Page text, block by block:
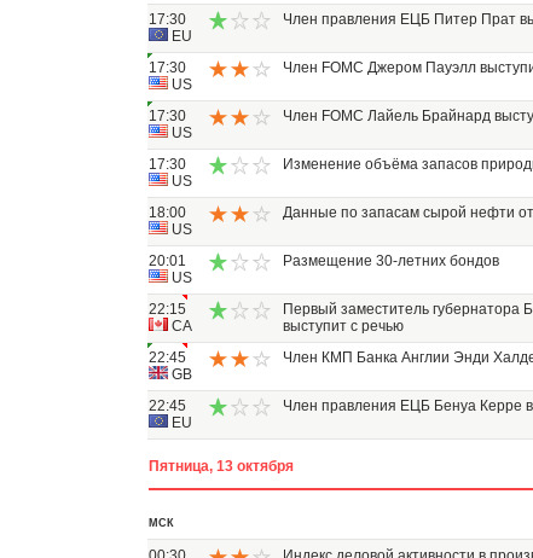
17:30
EU
Член правления ЕЦБ Питер Прат
17:30
US
Член FOMC Джером Пауэлл
17:30
US
Член FOMC Лайель Брайнард
17:30
US
Изменение объёма запасов
18:00
US
Данные по запасам сырой нефти от
20:01
US
Размещение 30-летних бондов
22:15
CA
Первый заместитель губернатора
выступит с речью
22:45
GB
Член КМП Банка Англии Энди
22:45
EU
Член правления ЕЦБ Бенуа Керре
Пятница, 13 октября
МСК